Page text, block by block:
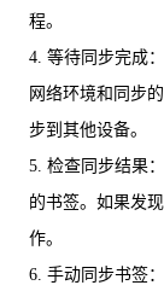
程。
4. 等待同步完成
网络环境和同步
步到其他设备。
5. 检查同步结果
的书签。如果发
作。
6. 手动同步书签